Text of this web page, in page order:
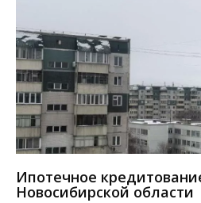
Ипотечное
Новосибирской области